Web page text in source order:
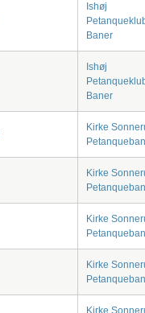
Ishøj
Baner
Ishøj
Baner
Kirke
Kirke
Kirke
Kirke
Kirke